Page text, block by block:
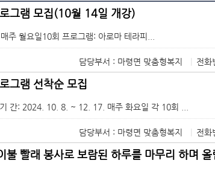
그램 모집(10월 14일 개강)
월요일10회 프로그램: 아로마 테라피...
담당부서 : 마령면 맞춤형복지 전화
그램 선착순 모집
간: 2024. 10. 8. ~ 12. 17. 매주 화요일 각 10회 ...
담당부서 : 마령면 맞춤형복지 전화
불 빨래 봉사로 보람된 하루를 마무리 하며 올